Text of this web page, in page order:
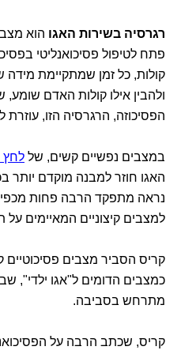
רגרסיה בשירות האגו הוא
פתח לטיפול פסיכואנליטי
קולות, כל זמן שמתקיימת מידה
ולהבין אילו קולות האדם שומע,
הפסיכוזה, הרגרסיה הזו,
במצבים נפשיים קשים, של לחץ
האגו חוזר למבנה מוקדם יותר
נראה מתפקד הרבה פחות מכפי
למצבים קיצוניים המאיימים
קריס הסביר מצבים פסיכוטיים
כמצבים הדומים ל"אגו ילדי",
מתרחש בסביבה.
קריס, שכתב הרבה על